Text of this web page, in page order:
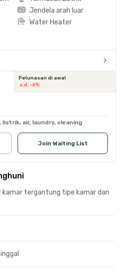
Jendela arah luar
Water Heater
Pelunasan di awal
s.d. -6%
air, laundry, cleaning
Join Waiting List
kamar tergantung tipe kamar dan